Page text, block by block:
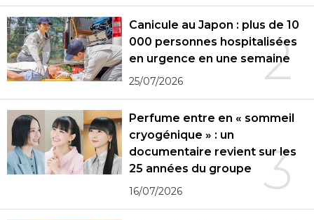
2
Canicule au Japon : plus de 10
000 personnes hospitalisées
en urgence en une semaine
25/07/2026
3
Perfume entre en « sommeil
cryogénique » : un
documentaire revient sur les
25 années du groupe
16/07/2026